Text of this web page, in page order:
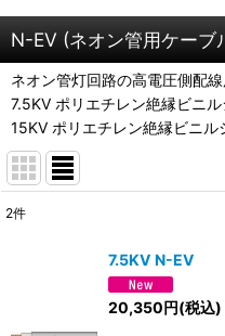
N-EV (ネオン管用ケーブ
ネオン管灯回路の高電圧側配線
7.5KV ポリエチレン絶縁ビニ
15KV ポリエチレン絶縁ビニ
2件
7.5KV N-EV
20,350円(税込)